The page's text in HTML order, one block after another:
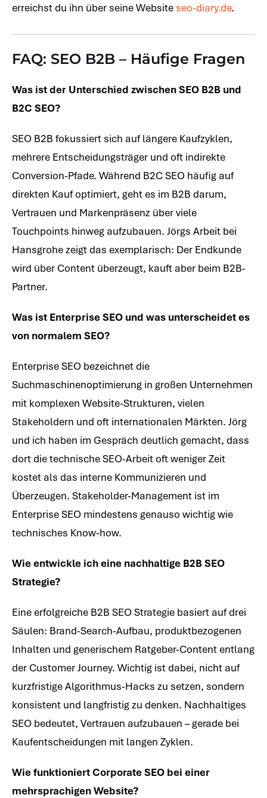
erreichst du ihn über seine Website seo-diary.de.
FAQ: SEO B2B – Häufige Fragen
Was ist der Unterschied zwischen SEO B2B und
B2C SEO?
SEO B2B fokussiert sich auf längere Kaufzyklen,
mehrere Entscheidungsträger und oft indirekte
Conversion-Pfade. Während B2C SEO häufig auf
direkten Kauf optimiert, geht es im B2B darum,
Vertrauen und Markenpräsenz über viele
Touchpoints hinweg aufzubauen. Jörgs Arbeit bei
Hansgrohe zeigt das exemplarisch: Der Endkunde
wird über Content überzeugt, kauft aber beim B2B-
Partner.
Was ist Enterprise SEO und was unterscheidet es
von normalem SEO?
Enterprise SEO bezeichnet die
Suchmaschinenoptimierung in großen Unternehmen
mit komplexen Website-Strukturen, vielen
Stakeholdern und oft internationalen Märkten. Jörg
und ich haben im Gespräch deutlich gemacht, dass
dort die technische SEO-Arbeit oft weniger Zeit
kostet als das interne Kommunizieren und
Überzeugen. Stakeholder-Management ist im
Enterprise SEO mindestens genauso wichtig wie
technisches Know-how.
Wie entwickle ich eine nachhaltige B2B SEO
Strategie?
Eine erfolgreiche B2B SEO Strategie basiert auf drei
Säulen: Brand-Search-Aufbau, produktbezogenen
Inhalten und generischem Ratgeber-Content entlang
der Customer Journey. Wichtig ist dabei, nicht auf
kurzfristige Algorithmus-Hacks zu setzen, sondern
konsistent und langfristig zu denken. Nachhaltiges
SEO bedeutet, Vertrauen aufzubauen – gerade bei
Kaufentscheidungen mit langen Zyklen.
Wie funktioniert Corporate SEO bei einer
mehrsprachigen Website?